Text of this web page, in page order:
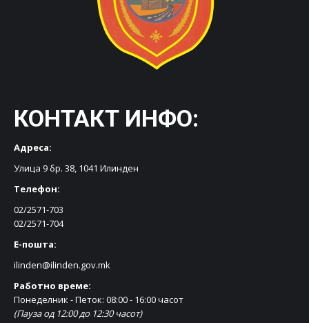
КОНТАКТ ИНФО:
Адреса:
Улица 9 бр. 38, 1041 Илинден
Телефон:
02/2571-703
02/2571-704
Е-пошта:
ilinden@ilinden.gov.mk
Работно време:
Понеделник - Петок: 08:00 - 16:00 часот
(Пауза од 12:00 до 12:30 часот)